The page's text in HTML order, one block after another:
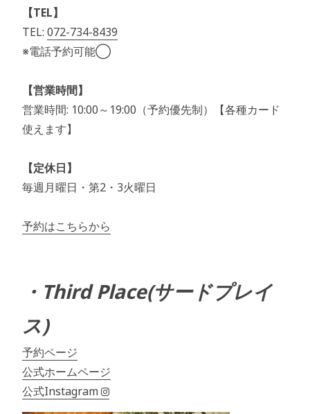
【TEL】
TEL: 072-734-8439
※電話予約可能◯
【営業時間】
営業時間: 10:00～19:00（予約優先制）【各種カード
使えます】
【定休日】
毎週月曜日・第2・3火曜日
予約はこちらから
・Third Place(サードプレイ
ス)
予約ページ
公式ホームページ
公式Instagram